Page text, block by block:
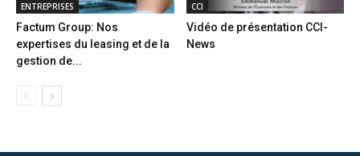
ENTREPRISES
Factum Group: Nos
expertises du leasing et de la
gestion de...
CCI
Vidéo de présentation CCI-
News